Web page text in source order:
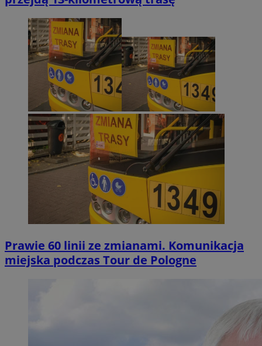
Prawie 60 linii ze zmianami. Komunikacja
miejska podczas Tour de Pologne